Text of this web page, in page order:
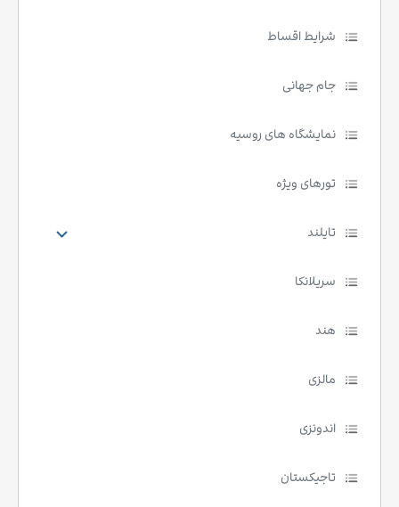
شرایط اقساط
جام جهانی
نمایشگاه های روسیه
تورهای ویژه
تایلند
سریلانکا
هند
مالزی
اندونزی
تاجیکستان